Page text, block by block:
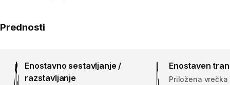
Prednosti
Enostavno sestavljanje /
razstavljanje
Enostaven
Priložena